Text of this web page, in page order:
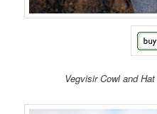
Vegvisir Cowl and Hat